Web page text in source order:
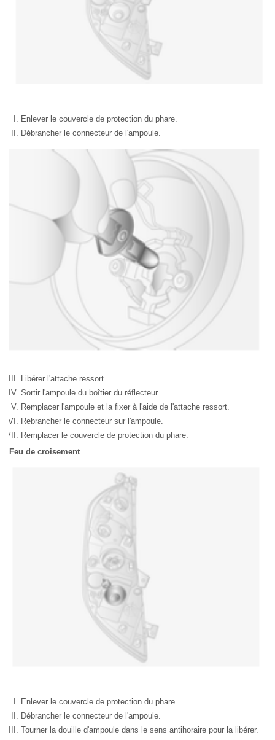
Enlever le couvercle de protection du phare.
Débrancher le connecteur de l'ampoule.
Libérer l'attache ressort.
Sortir l'ampoule du boîtier du réflecteur.
Remplacer l'ampoule et la fixer à l'aide de l'attache ressort.
Rebrancher le connecteur sur l'ampoule.
Remplacer le couvercle de protection du phare.
Feu de croisement
Enlever le couvercle de protection du phare.
Débrancher le connecteur de l'ampoule.
Tourner la douille d'ampoule dans le sens antihoraire pour la libérer.